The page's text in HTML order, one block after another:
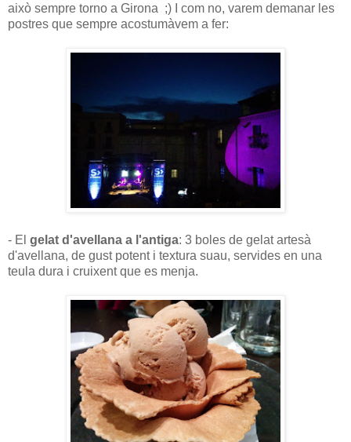
això sempre torno a Girona ;) I com no, varem demanar les
postres que sempre acostumàvem a fer:
- El gelat d'avellana a l'antiga: 3 boles de gelat artesà
d'avellana, de gust potent i textura suau, servides en una
teula dura i cruixent que es menja.